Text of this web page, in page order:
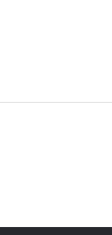
机遇、增长解法，
源”“低GI”“老龄营
类创新、未来增长
、前瞻的开年创新